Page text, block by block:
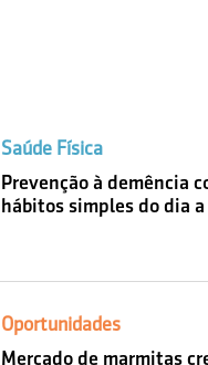
Saúde Física
Prevenção à demência
hábitos simples do dia
Oportunidades
Mercado de marmitas